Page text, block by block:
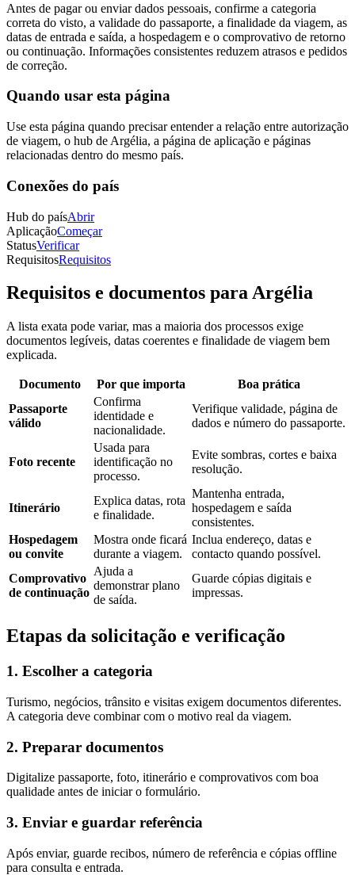
Antes de pagar ou enviar dados pessoais, confirme a categoria
correta do visto, a validade do passaporte, a finalidade da viagem, as
datas de entrada e saída, a hospedagem e o comprovativo de retorno
ou continuação. Informações consistentes reduzem atrasos e pedidos
de correção.
Quando usar esta página
Use esta página quando precisar entender a relação entre autorização
de viagem, o hub de Argélia, a página de aplicação e páginas
relacionadas dentro do mesmo país.
Conexões do país
Hub do paísAbrir
AplicaçãoComeçar
StatusVerificar
RequisitosRequisitos
Requisitos e documentos para Argélia
A lista exata pode variar, mas a maioria dos processos exige
documentos legíveis, datas coerentes e finalidade de viagem bem
explicada.
Documento Por que importa
Boa prática
Passaporte
válido
Confirma
identidade e
nacionalidade.
Verifique validade, página de
dados e número do passaporte.
Foto recente
Usada para
identificação no
processo.
Evite sombras, cortes e baixa
resolução.
Itinerário
Explica datas, rota
e finalidade.
Mantenha entrada,
hospedagem e saída
consistentes.
Hospedagem
ou convite
Mostra onde ficará
durante a viagem.
Inclua endereço, datas e
contacto quando possível.
Comprovativo
de continuação
Ajuda a
demonstrar plano
de saída.
Guarde cópias digitais e
impressas.
Etapas da solicitação e verificação
1. Escolher a categoria
Turismo, negócios, trânsito e visitas exigem documentos diferentes.
A categoria deve combinar com o motivo real da viagem.
2. Preparar documentos
Digitalize passaporte, foto, itinerário e comprovativos com boa
qualidade antes de iniciar o formulário.
3. Enviar e guardar referência
Após enviar, guarde recibos, número de referência e cópias offline
para consulta e entrada.